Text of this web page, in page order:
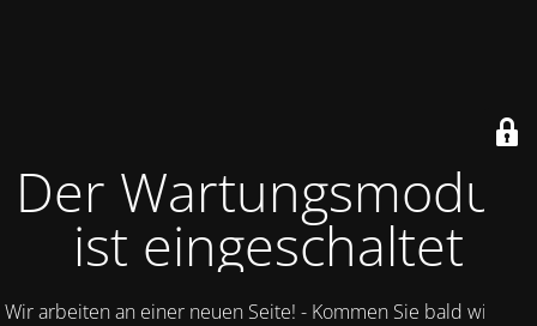
Der Wartungsmodus
ist eingeschaltet
Wir arbeiten an einer neuen Seite! - Kommen Sie bald wieder.